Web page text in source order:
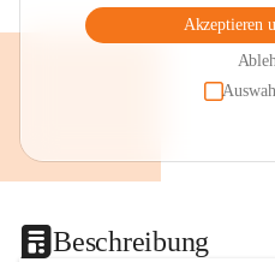
Akzeptieren
Beschreibung